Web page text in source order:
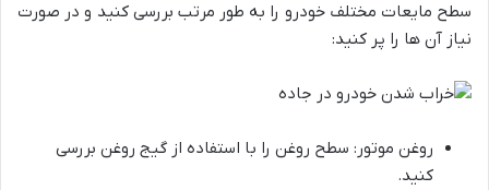
سطح مایعات مختلف خودرو را به طور مرتب بررسی کنید و در صورت
نیاز آن ها را پر کنید:
روغن موتور: سطح روغن را با استفاده از گیج روغن بررسی
کنید.